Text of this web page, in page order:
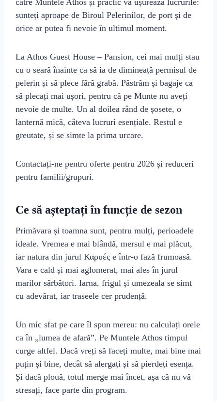
către Muntele Athos și practic vă ușurează lucrurile:
sunteți aproape de Biroul Pelerinilor, de port și de
orice ar putea fi nevoie în ultimul moment.
La Athos Guest House – Pansion, cei mai mulți stau
cu o seară înainte ca să ia de dimineață permisul de
pelerin și să plece fără grabă. Păstrăm și bagaje ca
să plecați mai ușori, pentru că pe Munte nu aveți
nevoie de multe. Un al doilea rând de șosete, o
lanternă mică, câteva lucruri esențiale. Restul e
greutate, și se simte la prima urcare.
Contactați-ne pentru oferte pentru 2026 și reduceri
pentru familii/grupuri.
Ce să așteptați în funcție de sezon
Primăvara și toamna sunt, pentru mulți, perioadele
ideale. Vremea e mai blândă, mersul e mai plăcut,
iar natura din jurul Καρυές e într-o fază frumoasă.
Vara e cald și mai aglomerat, mai ales în jurul
marilor sărbători. Iarna, frigul și umezeala se simt
cu adevărat, iar traseele cer prudență.
Un mic sfat pe care îl spun mereu: nu calculați orele
ca în „lumea de afară”. Pe Muntele Athos timpul
curge altfel. Dacă vreți să faceți multe, mai bine mai
puțin și bine, decât să alergați și să pierdeți esența.
Și dacă plouă, totul merge mai încet, așa că nu vă
stresați, face parte din program.